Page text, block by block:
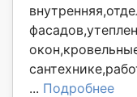
... Подробнее